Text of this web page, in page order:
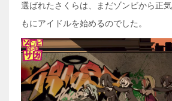
選ばれたさくらは、まだゾンビから正
もにアイドルを始めるのでした。